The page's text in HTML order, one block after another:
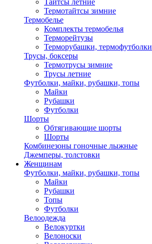
Тайтсы летние
Термотайтсы зимние
Термобелье
Комплекты термобелья
Терморейтузы
Терморубашки, термофутболки
Трусы, боксеры
Термотрусы зимние
Трусы летние
Футболки, майки, рубашки, топы
Майки
Рубашки
Футболки
Шорты
Обтягивающие шорты
Шорты
Комбинезоны гоночные лыжные
Джемперы, толстовки
Женщинам
Футболки, майки, рубашки, топы
Майки
Рубашки
Топы
Футболки
Велоодежда
Велокуртки
Велоноски